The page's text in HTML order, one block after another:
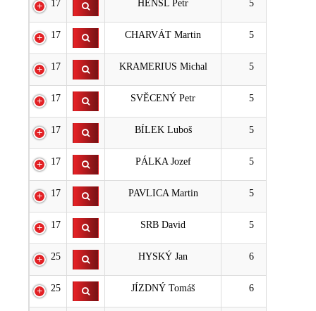
17 HENSL Petr 5
17 CHARVÁT Martin 5
17 KRAMERIUS Michal 5
17 SVĚCENÝ Petr 5
17 BÍLEK Luboš 5
17 PÁLKA Jozef 5
17 PAVLICA Martin 5
17 SRB David 5
25 HYSKÝ Jan 6
25 JÍZDNÝ Tomáš 6